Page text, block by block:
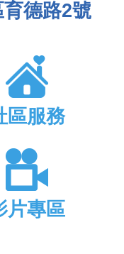
德路2號
區服務
片專區